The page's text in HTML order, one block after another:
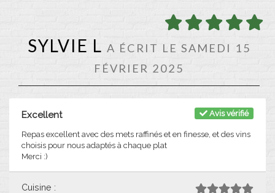
SYLVIE L A ÉCRIT LE SAMEDI 15
FÉVRIER 2025
Avis vérifié
Excellent
Repas excellent avec des mets raffinés et en finesse, et des vins
choisis pour nous adaptés à chaque plat
Merci :)
Cuisine :